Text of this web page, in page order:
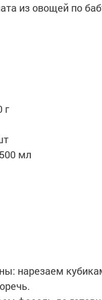
из овощей по
г
мл
нарезаем